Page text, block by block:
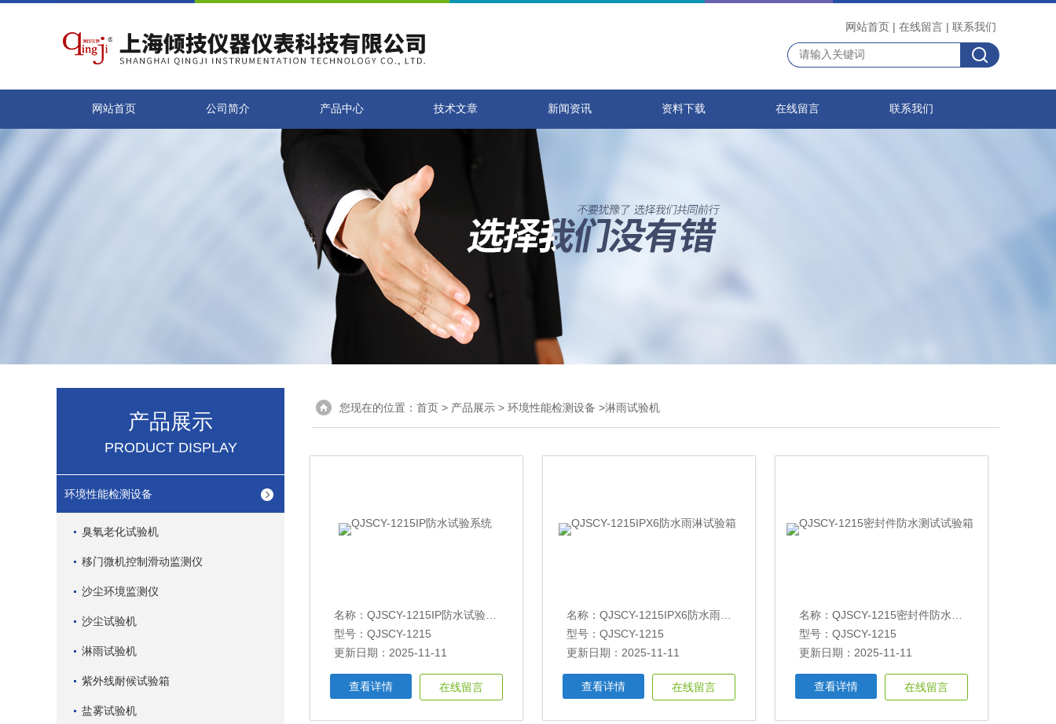
网站首页 | 在线留言 | 联系我们
网站首页 公司简介 产品中心 技术文章 新闻资讯 资料下载 在线留言 联系我们
产品展示
PRODUCT DISPLAY
环境性能检测设备
臭氧老化试验机
移门微机控制滑动监测仪
沙尘环境监测仪
沙尘试验机
淋雨试验机
紫外线耐候试验箱
盐雾试验机
您现在的位置： 首页 > 产品展示 > 环境性能检测设备 >淋雨试验机
名称： QJSCY-1215IP防水试验系统
型号：QJSCY-1215
更新日期：2025-11-11
查看详情 在线留言
名称： QJSCY-1215IPX6防水雨淋试验箱
型号：QJSCY-1215
更新日期：2025-11-11
查看详情 在线留言
名称： QJSCY-1215密封件防水测试试验箱
型号：QJSCY-1215
更新日期：2025-11-11
查看详情 在线留言